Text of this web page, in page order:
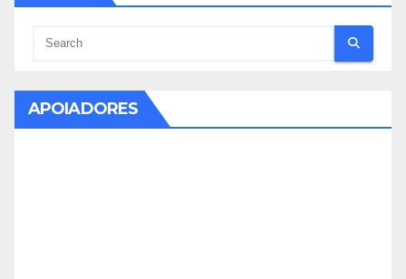
APOIADORES